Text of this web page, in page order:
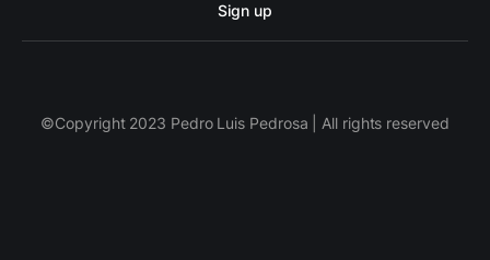
Sign up
©Copyright 2023 Pedro Luis Pedrosa | All rights reserved